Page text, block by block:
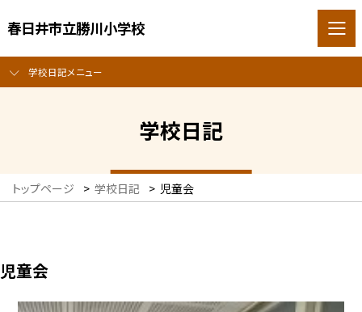
春日井市立勝川小学校
学校日記メニュー
学校日記
トップページ > 学校日記 > 児童会
児童会